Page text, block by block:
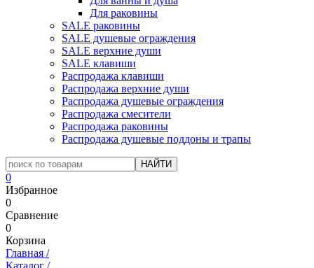
Для раковины
SALE раковины
SALE душевые ограждения
SALE верхние души
SALE клавиши
Распродажа клавиши
Распродажа верхние души
Распродажа душевые ограждения
Распродажа смесители
Распродажа раковины
Распродажа душевые поддоны и трапы
0
Избранное
0
Сравнение
0
Корзина
Главная /
Каталог /